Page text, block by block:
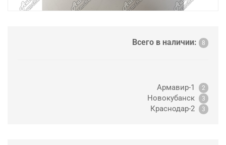
Всего в наличии: 8
Армавир-1 2
Новокубанск 3
Краснодар-2 3